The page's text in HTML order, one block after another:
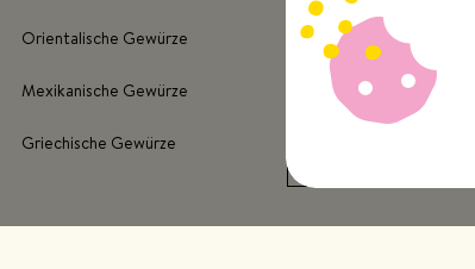
Orientalische Gewürze
Mexikanische Gewürze
Griechische Gewürze
Für Fisch
Für Kartoffeln